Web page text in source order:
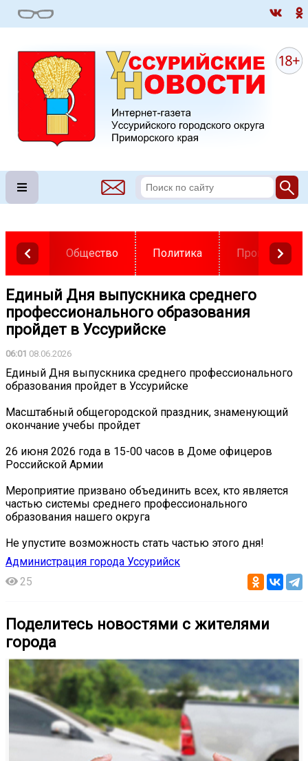
Общество Политика
Единый Дня выпускника среднего
профессионального образования
пройдет в Уссурийске
06:01 08.06.2026
Единый Дня выпускника среднего профессионального
образования пройдет в Уссурийске
Масштабный общегородской праздник, знаменующий
окончание учебы пройдет
26 июня 2026 года в 15-00 часов в Доме офицеров
Российской Армии
Мероприятие призвано объединить всех, кто является
частью системы среднего профессионального
образования нашего округа
Не упустите возможность стать частью этого дня!
Администрация города Уссурийск
25
Поделитесь новостями с жителями
города